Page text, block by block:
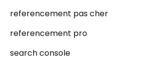
referencement pas cher
referencement pro
search console